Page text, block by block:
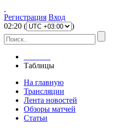
Регистрация Вход
02:20 ( )
Таблицы
На главную
Трансляции
Лента новостей
Обзоры матчей
Статьи